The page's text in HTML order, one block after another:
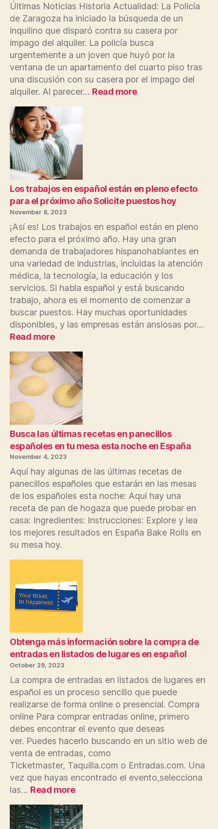
Últimas Noticias Historia Actualidad: La Policía
de Zaragoza ha iniciado la búsqueda de un
inquilino que disparó contra su casera por
impago del alquiler. La policía busca
urgentemente a un joven que huyó por la
ventana de un apartamento del cuarto piso tras
una discusión con su casera por el impago del
alquiler. Al parecer… Read more:
la
búsqueda
que
disparó
a
la
casera
por
impago
del
alquiler
Los trabajos en español están en pleno efecto
para el próximo año Solicite puestos hoy
November 8, 2023
¡Así es! Los trabajos en español están en pleno
efecto para el próximo año. Hay una gran
demanda de trabajadores hispanohablantes en
una variedad de industrias, incluidas la atención
médica, la tecnología, la educación y los
servicios. Si habla español y está buscando
trabajo, ahora es el momento de comenzar a
buscar puestos. Hay muchas oportunidades
disponibles, y las empresas están ansiosas por…
Read more:
trabajos
en
español
están
en
pleno
efecto
para
el
próximo
Solicite
puestos
hoy
Busca las últimas recetas en panecillos
españoles en tu mesa esta noche en España
November 4, 2023
Aquí hay algunas de las últimas recetas de
panecillos españoles que estarán en las mesas
de los españoles esta noche: Aquí hay una
receta de pan de hogaza que puede probar en
casa: Ingredientes: Instrucciones: Explore y lea
los mejores resultados en España Bake Rolls en
su mesa hoy.
Obtenga más información sobre la compra de
entradas en listados de lugares en español
October 29, 2023
La compra de entradas en listados de lugares en
español es un proceso sencillo que puede
realizarse de forma online o presencial. Compra
online Para comprar entradas online, primero
debes encontrar el evento que deseas
ver. Puedes hacerlo buscando en un sitio web de
venta de entradas, como
Ticketmaster, Taquilla.com o Entradas.com. Una
vez que hayas encontrado el evento,selecciona
las… Read more:
más
información